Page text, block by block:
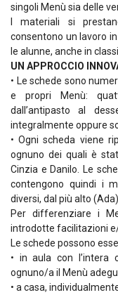
singoli Menù sia delle
I materiali si
consentono un lavoro
le alunne, anche in
UN APPROCCIO
• Le schede sono
e propri Menù:
dall’antipasto al
integralmente oppure
• Ogni scheda viene
ognuno dei quali è
Cinzia e Danilo. Le
contengono quindi i
diversi, dal più alto
Per differenziare i
introdotte facilitazioni
Le schede possono
• in aula con l’intera
ognuno/a il Menù
• a casa,